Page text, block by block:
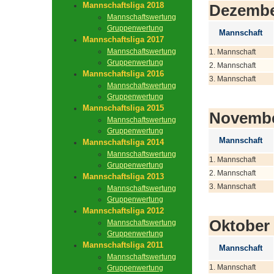
Mannschaftsliga 2018
Mannschaftswertung
Gruppenwertung
Mannschaftsliga 2017
Mannschaftswertung
Gruppenwertung
Mannschaftsliga 2016
Mannschaftswertung
Gruppenwertung
Mannschaftsliga 2015
Mannschaftswertung
Gruppenwertung
Mannschaftsliga 2014
Mannschaftswertung
Gruppenwertung
Mannschaftsliga 2013
Mannschaftswertung
Gruppenwertung
Mannschaftsliga 2012
Mannschaftswertung
Gruppenwertung
Mannschaftsliga 2011
Mannschaftswertung
Gruppenwertung
Mannschaft
1. Mannschaft
2. Mannschaft
3. Mannschaft
Mannschaft
1. Mannschaft
2. Mannschaft
3. Mannschaft
Oktober
Mannschaft
1. Mannschaft